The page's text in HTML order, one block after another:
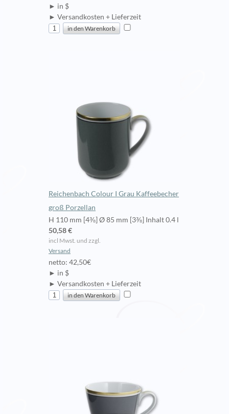
► in $
► Versandkosten + Lieferzeit
Reichenbach Colour I Grau Kaffeebecher
groß Porzellan
H 110 mm [4⅜] Ø 85 mm [3⅜] Inhalt 0.4 l
50,58 €
incl Mwst. und zzgl.
Versand
netto: 42,50€
► in $
► Versandkosten + Lieferzeit